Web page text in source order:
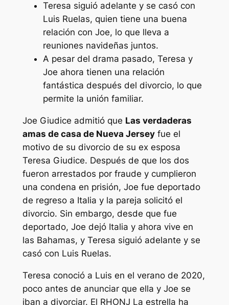
Teresa siguió adelante y se casó con
Luis Ruelas, quien tiene una buena
relación con Joe, lo que lleva a
reuniones navideñas juntos.
A pesar del drama pasado, Teresa y
Joe ahora tienen una relación
fantástica después del divorcio, lo que
permite la unión familiar.
Joe Giudice admitió que Las verdaderas
amas de casa de Nueva Jerseyfue el
motivo de su divorcio de su ex esposa
Teresa Giudice. Después de que los dos
fueron arrestados por fraude y cumplieron
una condena en prisión, Joe fue deportado
de regreso a Italia y la pareja solicitó el
divorcio. Sin embargo, desde que fue
deportado, Joe dejó Italia y ahora vive en
las Bahamas, y Teresa siguió adelante y se
casó con Luis Ruelas.
Teresa conoció a Luis en el verano de 2020,
poco antes de anunciar que ella y Joe se
iban a divorciar. El RHONJ La estrella ha